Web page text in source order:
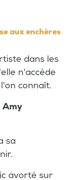
aux enchères
dans les
n'accède
connaît.
Amy
sa
avorté sur